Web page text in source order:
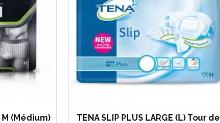
M (Médium)
TENA SLIP PLUS LARGE (L) Tour de